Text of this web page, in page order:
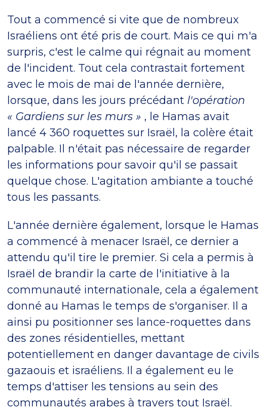
Tout a commencé si vite que de nombreux
Israéliens ont été pris de court. Mais ce qui m'a
surpris, c'est le calme qui régnait au moment
de l'incident. Tout cela contrastait fortement
avec le mois de mai de l'année dernière,
lorsque, dans les jours précédant l'opération
« Gardiens sur les murs » , le Hamas avait
lancé 4 360 roquettes sur Israël, la colère était
palpable. Il n'était pas nécessaire de regarder
les informations pour savoir qu'il se passait
quelque chose. L'agitation ambiante a touché
tous les passants.
L'année dernière également, lorsque le Hamas
a commencé à menacer Israël, ce dernier a
attendu qu'il tire le premier. Si cela a permis à
Israël de brandir la carte de l'initiative à la
communauté internationale, cela a également
donné au Hamas le temps de s'organiser. Il a
ainsi pu positionner ses lance-roquettes dans
des zones résidentielles, mettant
potentiellement en danger davantage de civils
gazaouis et israéliens. Il a également eu le
temps d'attiser les tensions au sein des
communautés arabes à travers tout Israël.